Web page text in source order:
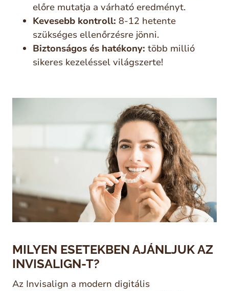
előre mutatja a várható eredményt.
Kevesebb kontroll: 8-12 hetente
szükséges ellenőrzésre jönni.
Biztonságos és hatékony: több millió
sikeres kezeléssel világszerte!
MILYEN ESETEKBEN AJÁNLJUK AZ
INVISALIGN-T?
Az Invisalign a modern digitális